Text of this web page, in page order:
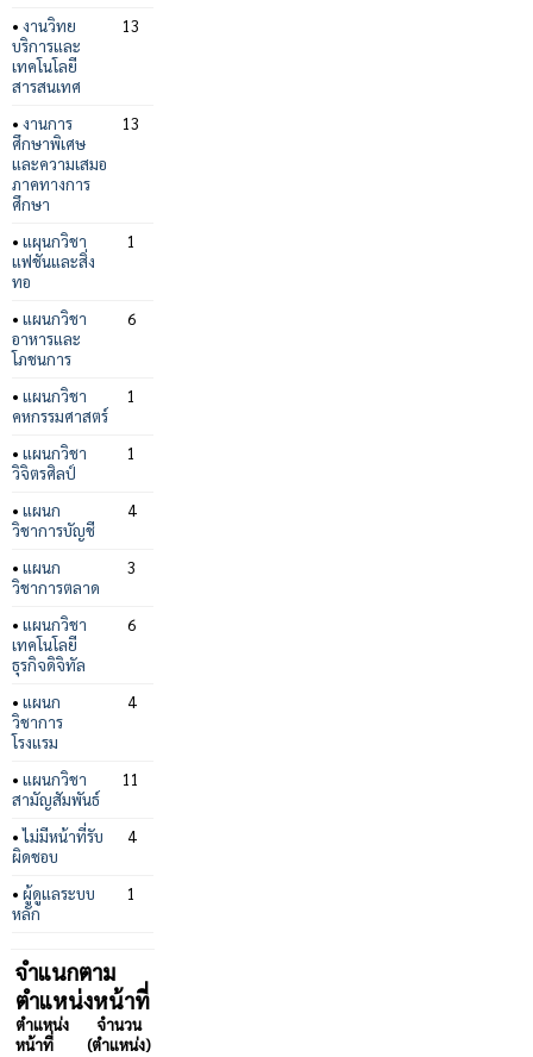
• งานวิทย
บริการและ
เทคโนโลยี
สารสนเทศ
13
• งานการ
ศึกษาพิเศษ
และความเสมอ
ภาคทางการ
ศึกษา
13
• แผนกวิชา
แฟชั่นและสิ่ง
ทอ
1
• แผนกวิชา
อาหารและ
โภชนการ
6
• แผนกวิชา
คหกรรมศาสตร์
1
• แผนกวิชา
วิจิตรศิลป์
1
• แผนก
วิชาการบัญชี
4
• แผนก
วิชาการตลาด
3
• แผนกวิชา
เทคโนโลยี
ธุรกิจดิจิทัล
6
• แผนก
วิชาการ
โรงแรม
4
• แผนกวิชา
สามัญสัมพันธ์
11
•ไม่มีหน้าที่รับ
ผิดชอบ
4
• ผู้ดูแลระบบ
หลัก
1
จำแนกตาม
ตำแหน่งหน้าที่
ตำแหน่ง
หน้าที่
จำนวน
(ตำแหน่ง)